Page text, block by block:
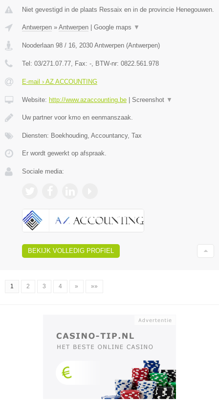
Niet gevestigd in de plaats Ressaix en in de provincie Henegouwen.
Antwerpen » Antwerpen | Google maps ▼
Nooderlaan 98 / 16 2030 Antwerpen (Antwerpen)
Tel: 03/271.07.77 , Fax: - , BTW-nr: 0822.561.978
E-mail › AZ ACCOUNTING
Website: http://www.azaccounting.be | Screenshot ▼
Uw partner voor kmo en eenmanszaak.
Diensten: Boekhouding, Accountancy, Tax
Er wordt gewerkt op afspraak.
Sociale media:
BEKIJK VOLLEDIG PROFIEL
1 2 3 4 » »»